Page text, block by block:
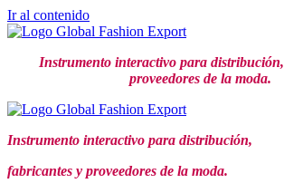
Ir al contenido
Instrumento interactivo para distribución,
proveedores de la moda.
Instrumento interactivo para distribución,
fabricantes y proveedores de la moda.